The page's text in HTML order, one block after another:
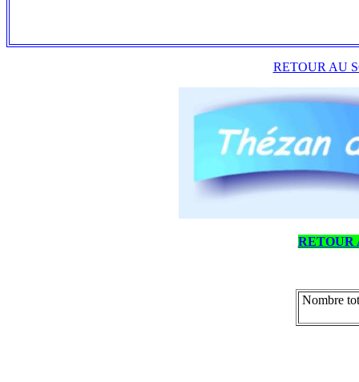
RETOUR AU
RETOUR
Nombre